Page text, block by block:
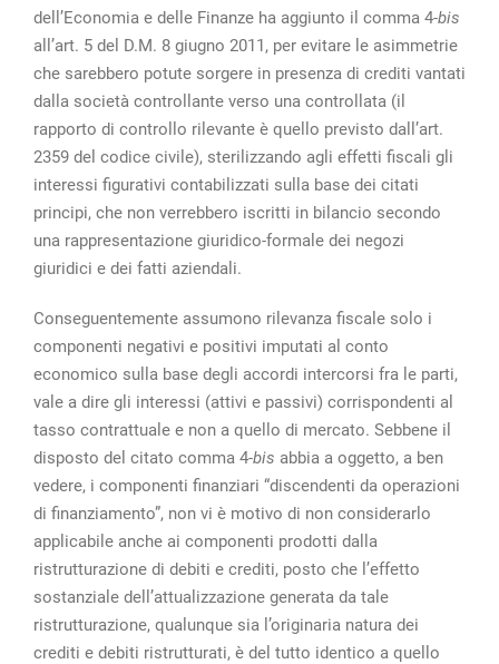
dell’Economia e delle Finanze ha aggiunto il comma 4-bis
all’art. 5 del D.M. 8 giugno 2011, per evitare le asimmetrie
che sarebbero potute sorgere in presenza di crediti vantati
dalla società controllante verso una controllata (il
rapporto di controllo rilevante è quello previsto dall’art.
2359 del codice civile), sterilizzando agli effetti fiscali gli
interessi figurativi contabilizzati sulla base dei citati
principi, che non verrebbero iscritti in bilancio secondo
una rappresentazione giuridico-formale dei negozi
giuridici e dei fatti aziendali.
Conseguentemente assumono rilevanza fiscale solo i
componenti negativi e positivi imputati al conto
economico sulla base degli accordi intercorsi fra le parti,
vale a dire gli interessi (attivi e passivi) corrispondenti al
tasso contrattuale e non a quello di mercato. Sebbene il
disposto del citato comma 4-bis abbia a oggetto, a ben
vedere, i componenti finanziari “discendenti da operazioni
di finanziamento”, non vi è motivo di non considerarlo
applicabile anche ai componenti prodotti dalla
ristrutturazione di debiti e crediti, posto che l’effetto
sostanziale dell’attualizzazione generata da tale
ristrutturazione, qualunque sia l’originaria natura dei
crediti e debiti ristrutturati, è del tutto identico a quello